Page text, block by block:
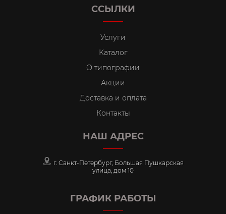
ССЫЛКИ
Услуги
Каталог
О типографии
Акции
Доставка и оплата
Контакты
НАШ АДРЕС
г. Санкт-Петербург, Большая Пушкарская
улица, дом 10
ГРАФИК РАБОТЫ